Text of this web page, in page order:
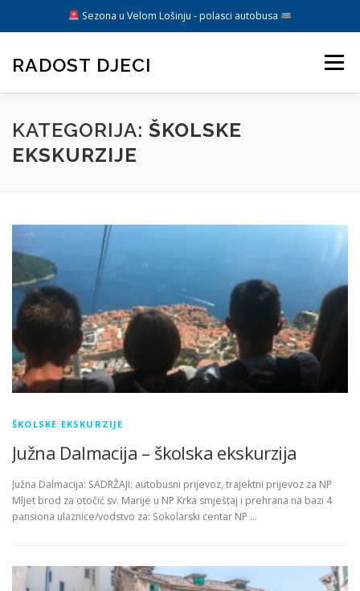
Sezona u Velom Lošinju - polasci autobusa
sadržaj
RADOST DJECI Izbornik
ARANŽMANI O NAMA DIREKTIVA EU
KATEGORIJA: ŠKOLSKE
EKSKURZIJE
ŠKOLSKE EKSKURZIJE
Južna Dalmacija – školska ekskurzija
Južna Dalmacija: SADRŽAJI: autobusni prijevoz, trajektni prijevoz za NP
Mljet brod za otočić sv. Marije u NP Krka smještaj i prehrana na bazi 4
pansiona ulaznice/vodstvo za: Sokolarski centar NP …